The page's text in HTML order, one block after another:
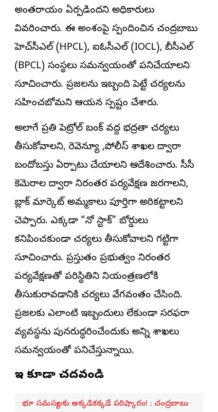
అంతరాయం ఏర్పడిందని అధికారులు
వివరించారు. ఈ అంశంపై స్పందించిన చంద్రబాబు
హెచ్‌పీసీఎల్ (HPCL), ఐఓసీఎల్ (IOCL), బీపీసీఎల్
(BPCL) సంస్థలు సమన్వయంతో పనిచేయాలని
సూచించారు. ప్రజలను ఇబ్బంది పెట్టే చర్యలను
సహించబోమని ఆయన స్పష్టం చేశారు.
అలాగే ప్రతి పెట్రోల్ బంక్ వద్ద భద్రతా చర్యలు
తీసుకోవాలని, రెవెన్యూ ,పోలీస్ శాఖల ద్వారా
బందోబస్తు ఏర్పాటు చేయాలని ఆదేశించారు. సీసీ
కెమెరాల ద్వారా నిరంతర పర్యవేక్షణ జరగాలని,
బ్లాక్ మార్కెట్ అమ్మకాలు పూర్తిగా అరికట్టాలని
చెప్పారు. ఎక్కడా “నో స్టాక్” బోర్డులు
కనిపించకుండా చర్యలు తీసుకోవాలని గట్టిగా
సూచించారు. ప్రస్తుతం ప్రభుత్వం నిరంతర
పర్యవేక్షణతో పరిస్థితిని నియంత్రణలోకి
తీసుకురావడానికి చర్యలు వేగవంతం చేసింది.
ప్రజలకు ఎలాంటి ఇబ్బందులు లేకుండా సరఫరా
వ్యవస్థను పునరుద్ధరించేందుకు అన్ని శాఖలు
సమన్వయంతో పనిచేస్తున్నాయి.
ఇవి కూడా చదవండి
భూ సమస్యలకు అక్కడికక్కడే పరిష్కారం! : చంద్రబాబు